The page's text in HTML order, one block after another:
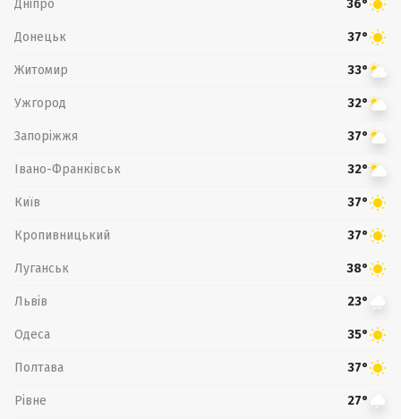
Дніпро 36°
Донецьк 37°
Житомир 33°
Ужгород 32°
Запоріжжя 37°
Івано-Франківськ 32°
Київ 37°
Кропивницький 37°
Луганськ 38°
Львів 23°
Одеса 35°
Полтава 37°
Рівне 27°